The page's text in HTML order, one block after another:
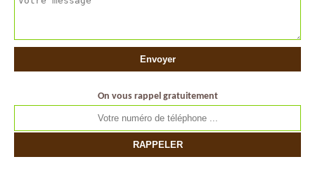
On vous rappel gratuitement